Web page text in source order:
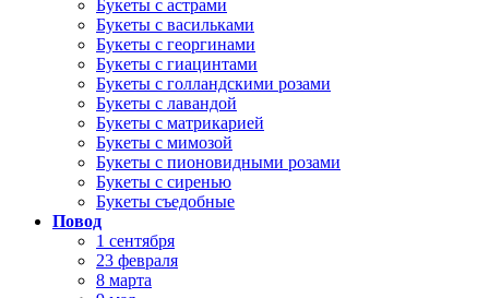
Букеты с астрами
Букеты с васильками
Букеты с георгинами
Букеты с гиацинтами
Букеты с голландскими розами
Букеты с лавандой
Букеты с матрикарией
Букеты с мимозой
Букеты с пионовидными розами
Букеты с сиренью
Букеты съедобные
Повод
1 сентября
23 февраля
8 марта